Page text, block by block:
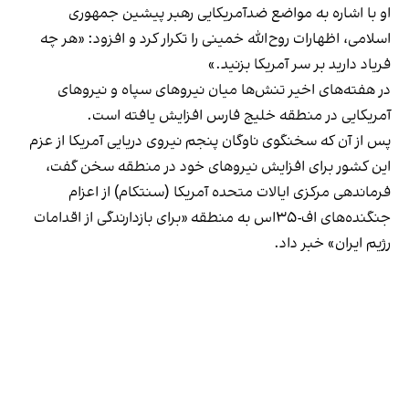
او با اشاره به مواضع ضدآمریکایی رهبر پیشین جمهوری
اسلامی، اظهارات روح‌الله خمینی را تکرار کرد و افزود: «هر چه
فریاد دارید بر سر آمریکا بزنید.»
در هفته‌های اخیر تنش‌ها میان نیروهای سپاه و نیروهای
آمریکایی در منطقه خلیج فارس افزایش یافته است.
پس از آن که سخنگوی ناوگان پنجم نیروی دریایی آمریکا از عزم
این کشور برای افزایش نیروهای خود در منطقه سخن گفت،
فرماندهی مرکزی ایالات متحده آمریکا (سنتکام) از اعزام
جنگنده‌های اف-۳۵اس به منطقه «برای بازدارندگی از اقدامات
رژیم ایران» خبر داد.